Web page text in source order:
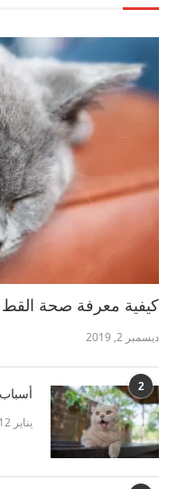
كيفية معرفة صحة القط
ديسمبر 2, 2019
2
يناير 12, 2020